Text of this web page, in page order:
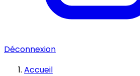
Déconnexion
Accueil